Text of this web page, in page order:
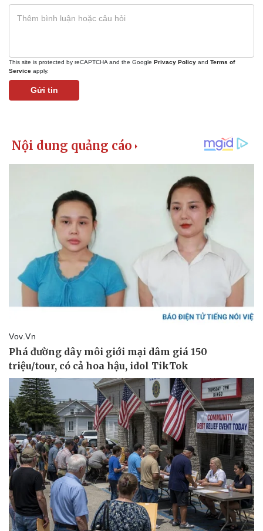
Kinh tế
Bất động sản
Chứng khoán
Giá cà phê
This site is protected by reCAPTCHA and the Google Privacy Policy and Terms of
Service apply.
Gửi tin